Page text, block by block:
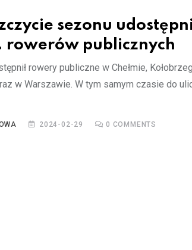
sezonu
rowerów publicznych
rowery publiczne w Chełmie,
w Warszawie. W tym samym czasie do
2024-02-29 0 COMMENTS